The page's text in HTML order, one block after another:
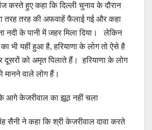
कस्ते हुए कहा कि दिल्ली चुनाव के दौरान
तरह तरह की अफवाहें फैलाई गई और कहा
नदी के पानी में जहर मिला दिया। लेकिन
भी यहीं हुआ है, हरियाणा के लोग तो ऐसे है
दूसरों को अमृत पिलाते हैं। हरियाणा के लोग
वाले लोग हैं।
के आगे केजरीवाल का झूठ नहीं चला
सैनी ने कहा कि श्री केजरीवाल दावा करते